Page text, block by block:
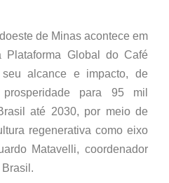
de Minas acontece em
Global do Café
alcance e impacto, de
para 95 mil
até 2030, por meio de
regenerativa como eixo
Matavelli, coordenador